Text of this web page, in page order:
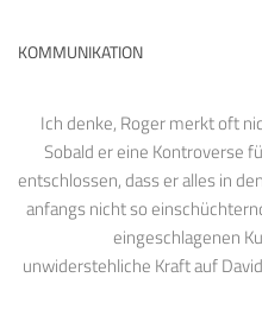
KOMMUNIKATION
Ich denke, Roger merkt oft
Sobald er eine Kontroverse
entschlossen, dass er alles in
anfangs nicht so
eingeschlagenen
unwiderstehliche Kraft auf